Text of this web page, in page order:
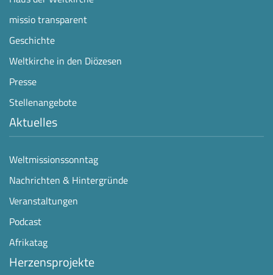
missio transparent
Geschichte
Weltkirche in den Diözesen
Presse
Stellenangebote
Aktuelles
Weltmissionssonntag
Nachrichten & Hintergründe
Veranstaltungen
Podcast
Afrikatag
Herzensprojekte